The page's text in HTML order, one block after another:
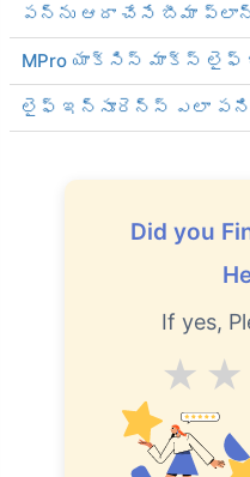
పన్ను ఆదా చేసే బీమా
MPro యాక్సిస్ మాక్స్ లైఫ్
లైఫ్ ఇన్సూరెన్స్ ఎలా పని
Did you
If yes,